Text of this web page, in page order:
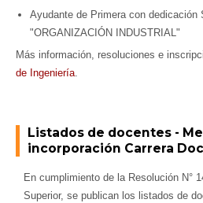
Ayudante de Primera con dedicación
"ORGANIZACIÓN INDUSTRIAL"
Más información, resoluciones e
de Ingeniería.
Listados de docentes -
incorporación Carrera
En cumplimiento de la Resolución N°
Superior, se publican los listados de